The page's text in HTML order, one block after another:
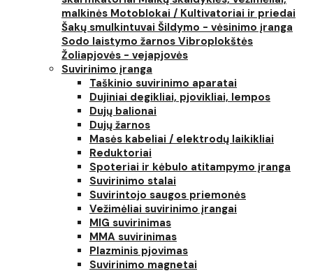
malkinės Motoblokai / Kultivatoriai ir priedai
Šakų smulkintuvai Šildymo - vėsinimo įranga
Sodo laistymo žarnos Vibroplokštės
Žoliapjovės - vejapjovės
Suvirinimo įranga
Taškinio suvirinimo aparatai
Dujiniai degikliai, pjovikliai, lempos
Dujų balionai
Dujų žarnos
Masės kabeliai / elektrodų laikikliai
Reduktoriai
Spoteriai ir kėbulo atitampymo įranga
Suvirinimo stalai
Suvirintojo saugos priemonės
Vežimėliai suvirinimo įrangai
MIG suvirinimas
MMA suvirinimas
Plazminis pjovimas
Suvirinimo magnetai